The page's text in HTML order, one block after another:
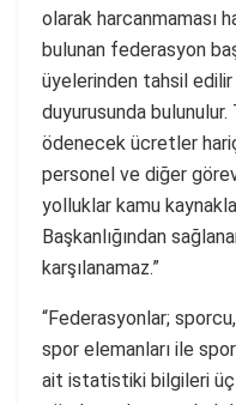
olarak harcanmaması
bulunan federasyon
üyelerinden tahsil edilir
duyurusunda
ödenecek ücretler
personel ve diğer
yolluklar kamu
Başkanlığından
karşılanamaz.”
“Federasyonlar;
spor elemanları ile
ait istatistiki bilgileri üç